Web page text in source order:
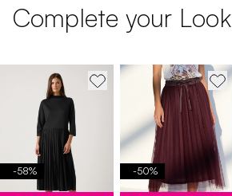
Complete your Look
-58% -50%